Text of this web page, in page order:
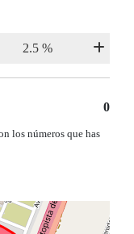
0
los números que has